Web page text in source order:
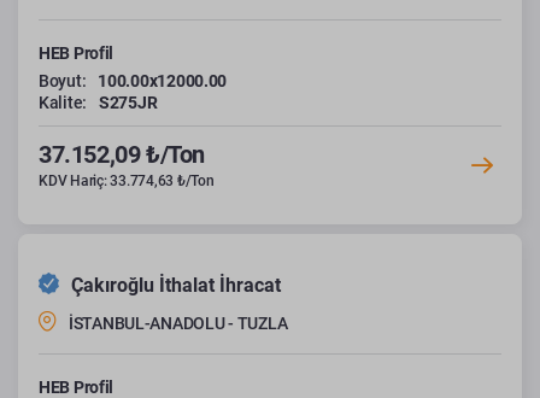
HEB Profil
Boyut:
100.00x12000.00
Kalite:
S275JR
37.152,09 ₺/Ton
KDV Hariç: 33.774,63 ₺/Ton
Çakıroğlu İthalat İhracat
İSTANBUL-ANADOLU - TUZLA
HEB Profil